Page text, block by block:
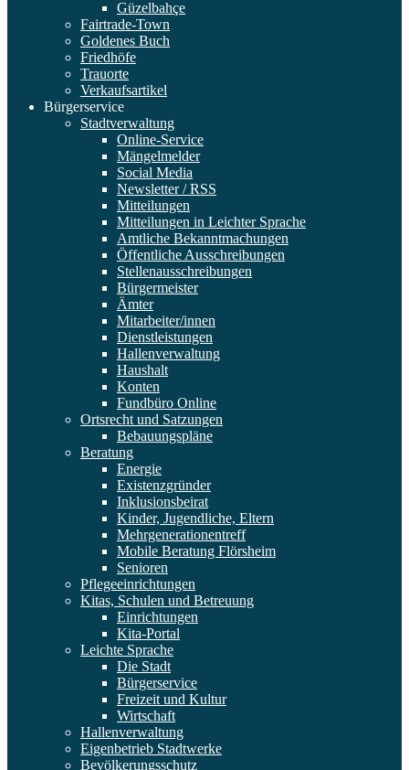
Güzelbahçe
Fairtrade-Town
Goldenes Buch
Friedhöfe
Trauorte
Verkaufsartikel
Bürgerservice
Stadtverwaltung
Online-Service
Mängelmelder
Social Media
Newsletter / RSS
Mitteilungen
Mitteilungen in Leichter Sprache
Amtliche Bekanntmachungen
Öffentliche Ausschreibungen
Stellenausschreibungen
Bürgermeister
Ämter
Mitarbeiter/innen
Dienstleistungen
Hallenverwaltung
Haushalt
Konten
Fundbüro Online
Ortsrecht und Satzungen
Bebauungspläne
Beratung
Energie
Existenzgründer
Inklusionsbeirat
Kinder, Jugendliche, Eltern
Mehrgenerationentreff
Mobile Beratung Flörsheim
Senioren
Pflegeeinrichtungen
Kitas, Schulen und Betreuung
Einrichtungen
Kita-Portal
Leichte Sprache
Die Stadt
Bürgerservice
Freizeit und Kultur
Wirtschaft
Hallenverwaltung
Eigenbetrieb Stadtwerke
Bevölkerungsschutz